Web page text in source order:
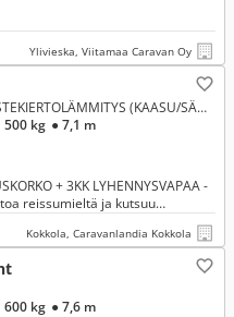
Ylivieska, Viitamaa Caravan Oy
555 TDM ** NESTEKIERTOLÄMMITYS (KAASU/SÄHKÖ), TAKAKEITTIÖ, PARIVUODE KEULASSA **
500 kg ● 7,1 m
+ 3KK LYHENNYSVAPAA -
reissumieltä ja kutsuu
matkakoti
Kokkola, Caravanlandia Kokkola
600 kg ● 7,6 m